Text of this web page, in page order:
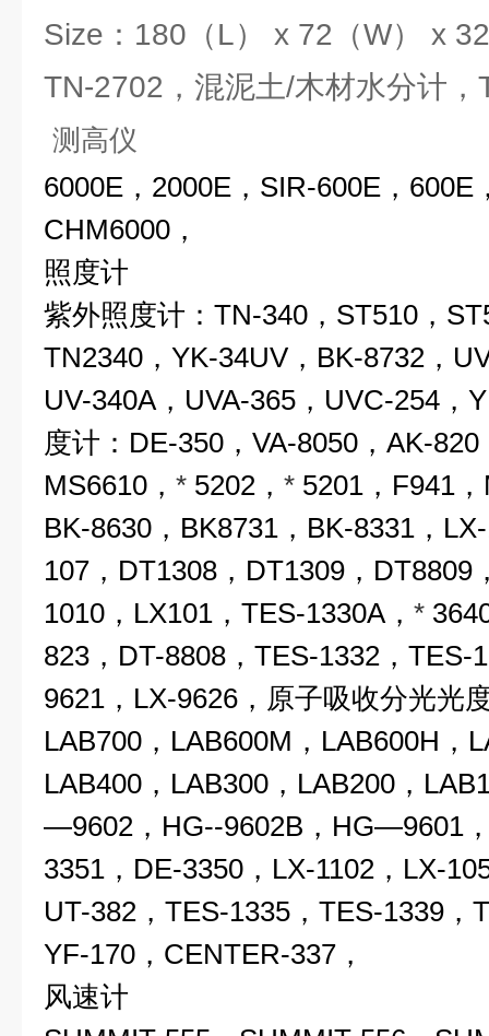
Size：180（L） x 72（W） x
TN-2702，混泥土/木材水分计，
测高
6000E，2000E，SIR-600E，600E
CHM6000，
照度计
紫外照度计：TN-340，ST510，
TN2340，YK-34UV，BK-8732，
UV-340A，UVA-365，UVC-254，
度计：DE-350，VA-8050，AK-820
MS6610， * 5202， * 5201，F941
BK-8630，BK8731，BK-8331，
107，DT1308，DT1309，DT8809
1010，LX101，TES-1330A， *
823，DT-8808，TES-1332，TES-
9621，LX-9626，原子吸收分光光
LAB700，LAB600M，LAB600H，
LAB400，LAB300，LAB200，
—9602，HG--9602B，HG—9601
3351，DE-3350，LX-1102，LX-
UT-382，TES-1335，TES-1339，
YF-170，CENTER-337，
风速计